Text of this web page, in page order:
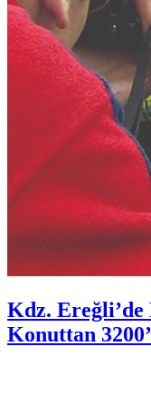
Kdz. Ereğli’de
Konuttan